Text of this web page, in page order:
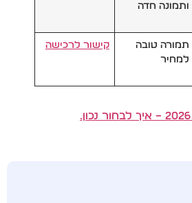
ותמונה חדה
תמורה טובה
למחיר
קישור לרכישה